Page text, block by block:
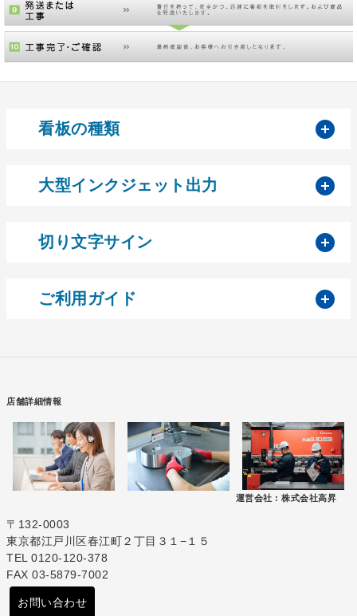
看板の種類
大型インクジェット出力
切り文字サイン
ご利用ガイド
店舗詳細情報
運営会社 : 株式会社高昇
〒132-0003
東京都江戸川区春江町２丁目３１−１５
TEL 0120-120-378
FAX 03-5879-7002
お問い合わせ